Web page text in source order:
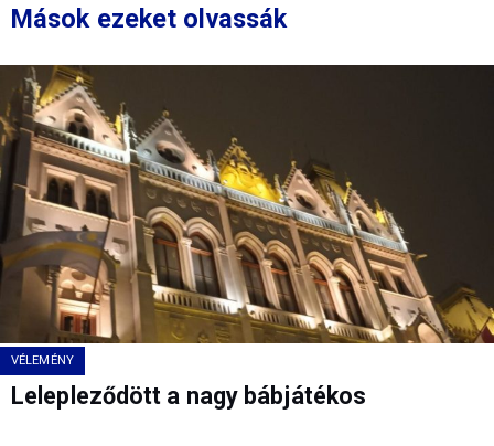
Mások ezeket olvassák
VÉLEMÉNY
Lelepleződött a nagy bábjátékos